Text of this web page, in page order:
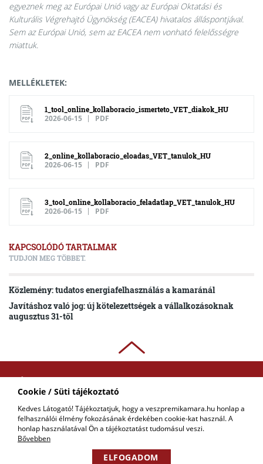
Cookie / Süti tájékoztató
Kedves Látogató! Tájékoztatjuk, hogy a veszpremikamara.hu honlap a
felhasználói élmény fokozásának érdekében cookie-kat használ. A
honlap használatával Ön a tájékoztatást tudomásul veszi.
Bővebben
ELFOGADOM
egyeznek meg az Európai Unió vagy az Európai Oktatási és
Kulturális Végrehajtó Ügynökség (EACEA) hivatalos álláspontjával.
Sem az Európai Unió, sem az EACEA nem vonható felelősségre
miattuk.
MELLÉKLETEK:
1_tool_online_kollaboracio_ismerteto_VET_diakok_HU
2026-06-15 PDF
2_online_kollaboracio_eloadas_VET_tanulok_HU
2026-06-15 PDF
3_tool_online_kollaboracio_feladatlap_VET_tanulok_HU
2026-06-15 PDF
KAPCSOLÓDÓ TARTALMAK
TUDJON MEG TÖBBET.
Közlemény: tudatos energiafelhasználás a kamaránál
Javításhoz való jog: új kötelezettségek a vállalkozásoknak
augusztus 31-től
COPYRIGHT © 2018 - 2026 VKIK. |
ALL RIGHTS RESERVED! DESIGNED &
POWERED BY
KAPCSOLAT